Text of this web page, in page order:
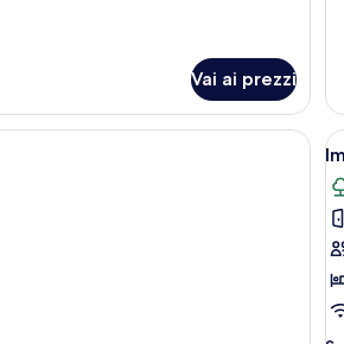
Vai ai prezzi
una mela verde e un piccolo comodino in legno.
Camera da letto con un letto
le